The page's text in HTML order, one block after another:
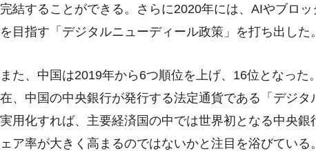
完結することができる。さらに2020年には、AIやブロ
を目指す「デジタルニューディール政策」を打ち出した。
また、中国は2019年から6つ順位を上げ、16位となっ
在、中国の中央銀行が発行する法定通貨である「デジ
実用化すれば、主要経済国の中では世界初となる中央
ェア率が大きく高まるのではないかと注目を浴びている。